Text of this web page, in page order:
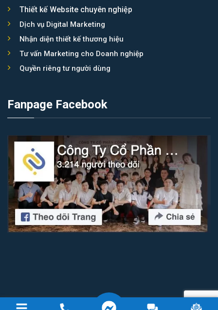
Thiết kế Website chuyên nghiệp
Dịch vụ Digital Marketing
Nhận diện thiết kế thương hiệu
Tư vấn Marketing cho Doanh nghiệp
Quyền riêng tư người dùng
Fanpage Facebook